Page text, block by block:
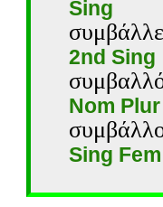
Sing
2nd Sing
Nom
Sing Fem